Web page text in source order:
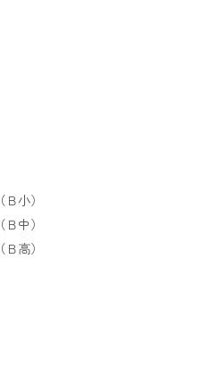
小）
中）
高）